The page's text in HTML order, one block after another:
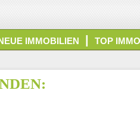
IMMOBILIEN TOP